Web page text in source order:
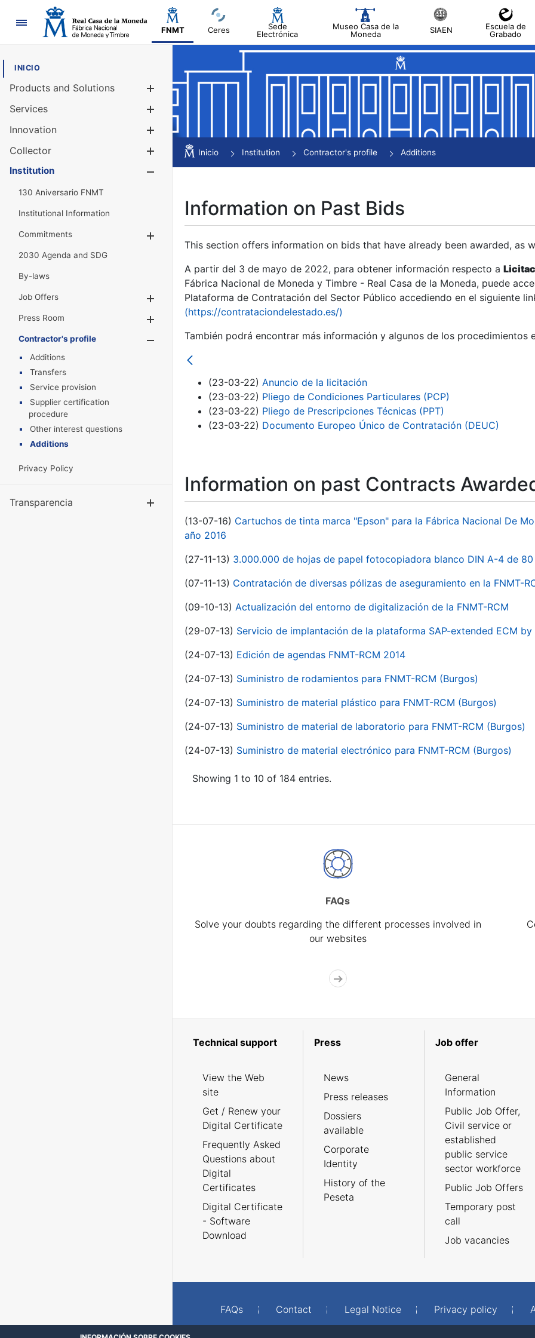
Navigation
FNMT Ceres
Sede
Electrónica
Museo Casa de la
Moneda
SIAEN
Escuela de
Grabado
INICIO
Products and Solutions
Services
Innovation
Collector
Show/Hide
Institution
130 Aniversario FNMT
Institutional Information
Commitments
2030 Agenda and SDG
By-laws
Job Offers
Show/Hide
Press Room
Show/Hide
Contractor's profile
Show/Hide
Additions
Transfers
Service provision
Supplier certification
procedure
Other interest questions
Additions
Privacy Policy
Transparencia Show/Hide
Inicio Institution Contractor's profile Additions
Information on Past Bids
This section offers information on bids that have already been awarded, as
A partir del 3 de mayo de 2022, para obtener información respecto a
Fábrica Nacional de Moneda y Timbre - Real Casa de la Moneda, puede
Plataforma de Contratación del Sector Público accediendo en el siguiente
(https://contrataciondelestado.es/)
También podrá encontrar más información y algunos de los procedimientos
(23-03-22) Anuncio de la licitación
(23-03-22) Pliego de Condiciones Particulares (PCP)
(23-03-22) Pliego de Prescripciones Técnicas (PPT)
(23-03-22) Documento Europeo Único de Contratación (DEUC)
Information on past Contracts
(13-07-16) Cartuchos de tinta marca "Epson" para la Fábrica Nacional De
año 2016
(27-11-13) 3.000.000 de hojas de papel fotocopiadora blanco DIN A-4 de 80
(07-11-13) Contratación de diversas pólizas de aseguramiento en la FNMT-
(09-10-13) Actualización del entorno de digitalización de la FNMT-RCM
(29-07-13) Servicio de implantación de la plataforma SAP-extended ECM by
(24-07-13) Edición de agendas FNMT-RCM 2014
(24-07-13) Suministro de rodamientos para FNMT-RCM (Burgos)
(24-07-13) Suministro de material plástico para FNMT-RCM (Burgos)
(24-07-13) Suministro de material de laboratorio para FNMT-RCM (Burgos)
(24-07-13) Suministro de material electrónico para FNMT-RCM (Burgos)
Showing 1 to 10 of 184 entries.
FAQs
Solve your doubts regarding the different processes involved in
our websites
Technical support
View the Web
site
Get / Renew your
Digital Certificate
Frequently Asked
Questions about
Digital
Certificates
Digital Certificate
- Software
Download
Press
News
Press releases
Dossiers
available
Corporate
Identity
History of the
Peseta
Job offer
General
Information
Public Job Offer,
Civil service or
established
public service
sector workforce
Public Job Offers
Temporary post
call
Job vacancies
FAQs Contact Legal Notice Privacy policy